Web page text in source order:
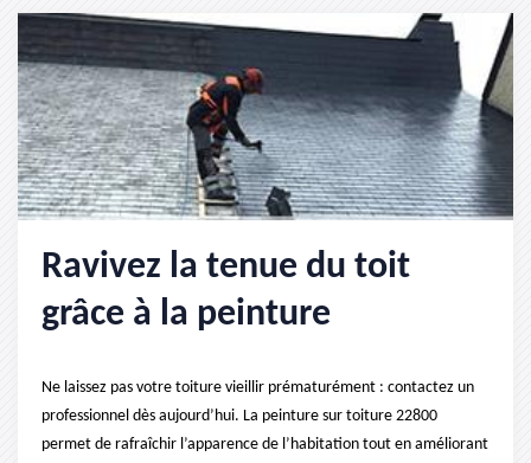
Ravivez la tenue du toit
grâce à la peinture
Ne laissez pas votre toiture vieillir prématurément : contactez un
professionnel dès aujourd’hui. La peinture sur toiture 22800
permet de rafraîchir l’apparence de l’habitation tout en améliorant